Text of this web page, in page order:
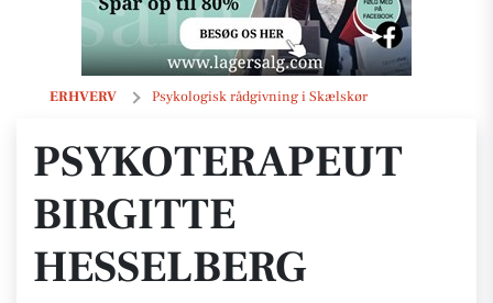
ERHVERV Psykologisk rådgivning i Skælskør
Psykoterapeut Birgitte Hesselberg
PSYKOTERAPEUT
BIRGITTE
HESSELBERG